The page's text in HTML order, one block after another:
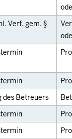
Verf. gem. §
des Betreuers